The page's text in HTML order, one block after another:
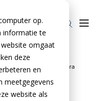
op.
informatie te
omgaat
deze
en
meetgegevens
website als
plaat terug op de Infra